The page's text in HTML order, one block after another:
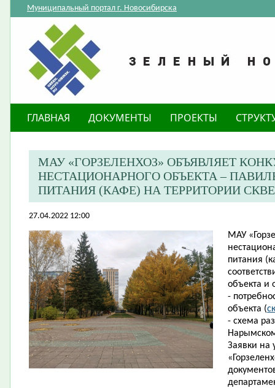
Муниципальный портал г. Новосибирска
ГЛАВНАЯ ДОКУМЕНТЫ ПРОЕКТЫ
МАУ «ГОРЗЕЛЕНХОЗ» ОБЪЯВЛЯЕТ
НЕСТАЦИОНАРНОГО ОБЪЕКТА –
ПИТАНИЯ (КАФЕ) НА ТЕРРИТОРИИ
27.04.2022 12:00
МАУ
питания
объекта и
-
объекта (
- схема
Заявки на